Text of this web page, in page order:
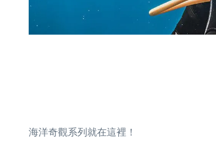
海洋奇觀系列就在這裡！